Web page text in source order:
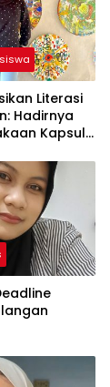
Literasi
Hadirnya
Kapsul